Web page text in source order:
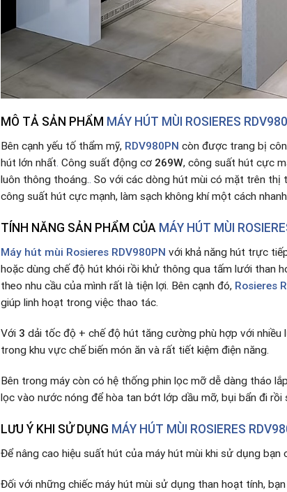
MÔ TẢ SẢN PHẨM MÁY HÚT MÙI ROSIERES
Bên cạnh yếu tố thẩm mỹ, RDV980PN còn được trang bị
hút lớn nhất. Công suất động cơ 269W, công suất hút cực
luôn thông thoáng.. So với các dòng hút mùi có mặt trên thị
công suất hút cực mạnh, làm sạch không khí một cách
TÍNH NĂNG SẢN PHẨM CỦA MÁY HÚT MÙI
Máy hút mùi Rosieres RDV980PN với khả năng hút trực
hoặc dùng chế độ hút khói rồi khử thông qua tấm lưới than
theo nhu cầu của mình rất là tiện lợi. Bên cạnh đó, Rosieres
giúp linh hoạt trong việc thao tác.
Với 3 dải tốc độ + chế độ hút tăng cường phù hợp với
trong khu vực chế biến món ăn và rất tiết kiệm điện năng.
Bên trong máy còn có hệ thống phin lọc mỡ dễ dàng tháo
lọc vào nước nóng để hòa tan bớt lớp dầu mỡ, bụi bẩn đi
LƯU Ý KHI SỬ DỤNG MÁY HÚT MÙI ROSIERES
Để nâng cao hiệu suất hút của máy hút mùi khi sử dụng bạn
Đối với những chiếc máy hút mùi sử dụng than hoạt tính,